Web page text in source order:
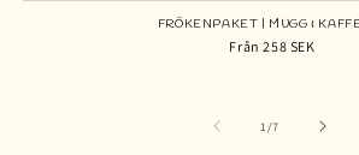
FRÖKENPAKET | MUGG &
Från 258 SEK
1/av
7